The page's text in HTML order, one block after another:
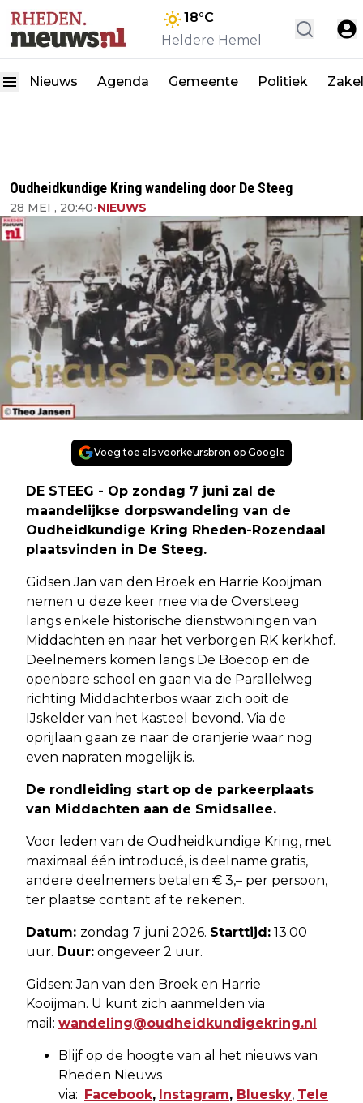
18°C
Heldere Hemel
Nieuws Agenda Gemeente Politiek
Oudheidkundige Kring wandeling door De Steeg
28 MEI , 20:40•NIEUWS
Voeg toe als voorkeursbron op Google
DE STEEG - Op zondag 7 juni zal de
maandelijkse dorpswandeling van de
Oudheidkundige Kring Rheden-Rozendaal
plaatsvinden in De Steeg.
Gidsen Jan van den Broek en Harrie Kooijman
nemen u deze keer mee via de Oversteeg
langs enkele historische dienstwoningen van
Middachten en naar het verborgen RK kerkhof.
Deelnemers komen langs De Boecop en de
openbare school en gaan via de Parallelweg
richting Middachterbos waar zich ooit de
IJskelder van het kasteel bevond. Via de
oprijlaan gaan ze naar de oranjerie waar nog
even napraten mogelijk is.
De rondleiding start op de parkeerplaats
van Middachten aan de Smidsallee.
Voor leden van de Oudheidkundige Kring, met
maximaal één introducé, is deelname gratis,
andere deelnemers betalen € 3,– per persoon,
ter plaatse contant af te rekenen.
Datum: zondag 7 juni 2026. Starttijd: 13.00
uur. Duur: ongeveer 2 uur.
Gidsen: Jan van den Broek en Harrie
Kooijman. U kunt zich aanmelden via
mail: wandeling@oudheidkundigekring.nl
Blijf op de hoogte van al het nieuws van
Rheden Nieuws
via: Facebook, Instagram, Bluesky, Tele